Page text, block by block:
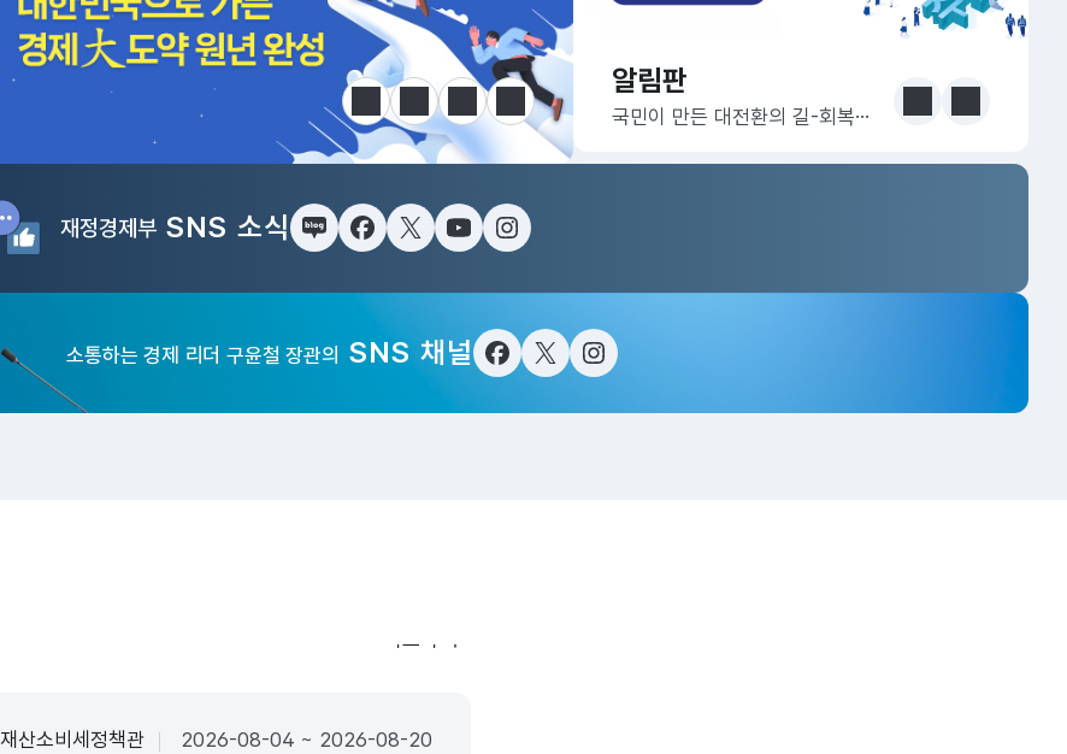
정지 이전 다음 한눈에 보는 정책 더보기
알림판
전국민 공급망 애로 핫라인 개설
알림판
국민이 만든 대전환의 길-회복과 도약, 모두의 1년 이전 다음
재정경제부 SNS 소식 블로그페이스북트위터(X)
유튜브인스타그램
소통하는 경제 리더 구윤철 장관의 SNS 채널 페이스북트위터(X)인스타그램
재산소비세정책관 2026-08-04 ~ 2026-08-20
더보기